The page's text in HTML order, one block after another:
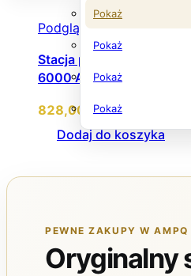
Pokaż
Pokaż
Pokaż
Pokaż
Podgląd
Stacja parowa Philips
6000 AIS6020/70 1800
828,00
zł
Dodaj do koszyka
PEWNE ZAKUPY W AMPQ
Oryginalny